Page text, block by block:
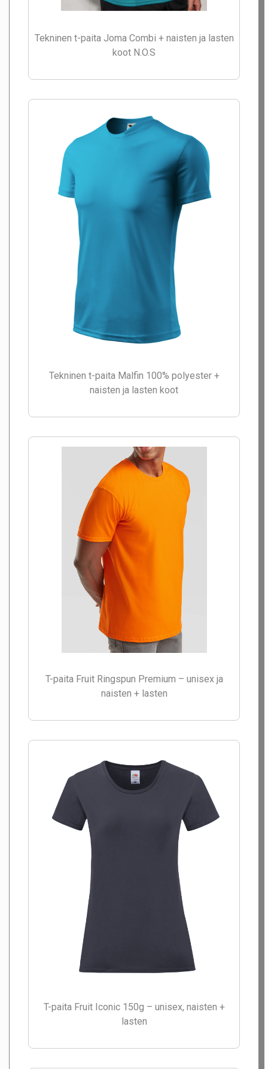
Tekninen t-paita Joma Combi + naisten ja lasten
koot N.O.S
Tekninen t-paita Malfin 100% polyester +
naisten ja lasten koot
T-paita Fruit Ringspun Premium – unisex ja
naisten + lasten
T-paita Fruit Iconic 150g – unisex, naisten +
lasten